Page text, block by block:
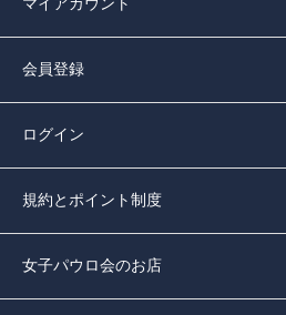
会員登録
ログイン
規約とポイント制度
女子パウロ会のお店